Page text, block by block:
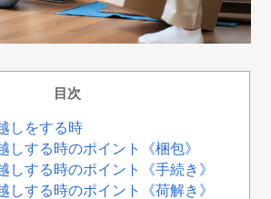
目次
しをする時
しする時のポイント《梱包》
しする時のポイント《手続き》
しする時のポイント《荷解き》